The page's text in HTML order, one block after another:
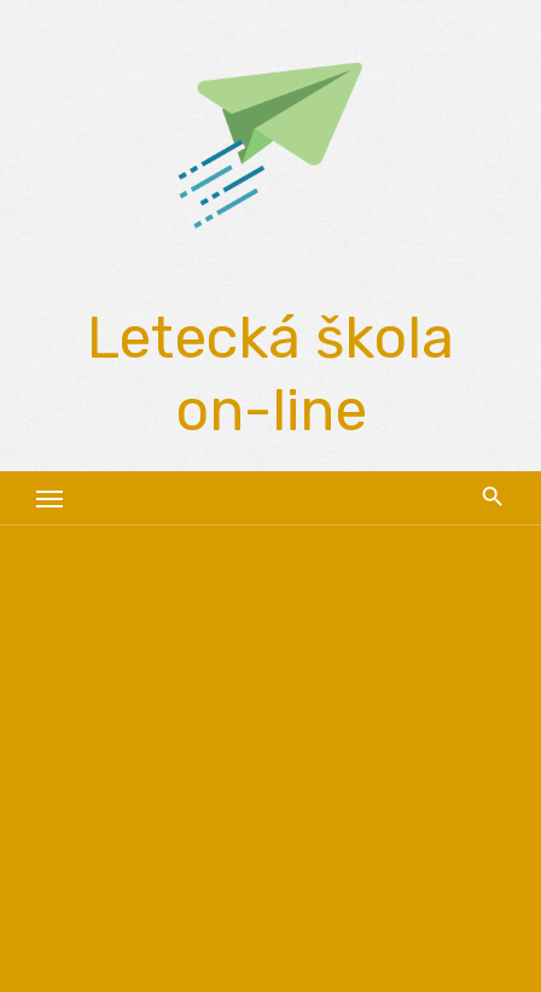
Letecká škola
on-line